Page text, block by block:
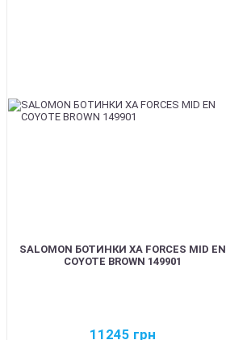
SALOMON БОТИНКИ XA FORCES MID EN
COYOTE BROWN 149901
11245 грн